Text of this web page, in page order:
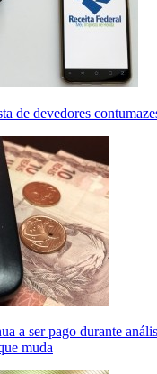
de devedores
a ser pago durante
muda